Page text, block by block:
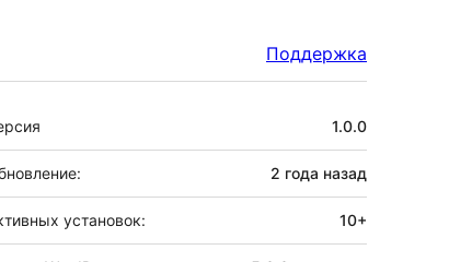
Поддержка
1.0.0
2 года назад
установок: 10+